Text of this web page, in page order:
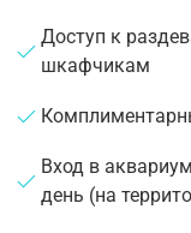
Доступ к
шкафчикам
Вход в
день (на